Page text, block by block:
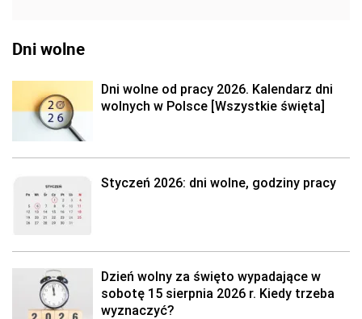
Dni wolne
Dni wolne od pracy 2026. Kalendarz dni
wolnych w Polsce [Wszystkie święta]
Styczeń 2026: dni wolne, godziny pracy
Dzień wolny za święto wypadające w
sobotę 15 sierpnia 2026 r. Kiedy trzeba
wyznaczyć?